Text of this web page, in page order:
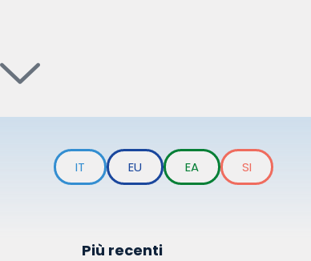
IT EU EA SI
Più recenti